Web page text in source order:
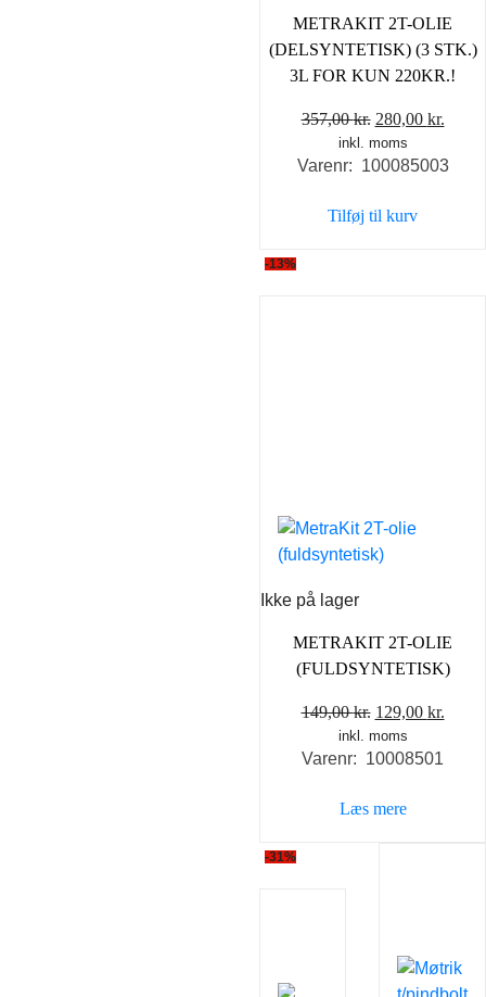
METRAKIT 2T-OLIE
(DELSYNTETISK) (3 STK.)
3L FOR KUN 220KR.!
357,00kr. Den
oprindelige
pris
357,00 kr..
280,00 kr.
pris
inkl. moms
Varenr: 100085003
Tilføj til kurv
-13%
Ikke på lager
METRAKIT 2T-OLIE
(FULDSYNTETISK)
149,00kr. Den
oprindelige
pris
149,00 kr..
129,00 kr.
pris
inkl. moms
Varenr: 10008501
Læs mere
-31%